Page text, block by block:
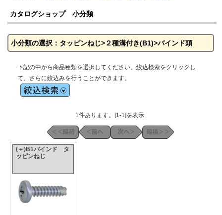
カタログショップ 小分類
小分類の選択：タッピンねじ>２種溝付き(B1)>バインド頭
下記の中から商品種類を選択してください。絞込検索をクリックし
て、さらに絞込みを行うことができます。
1件あります。[1-1]を表示
(＋)B1バインド タ
ッピンねじ